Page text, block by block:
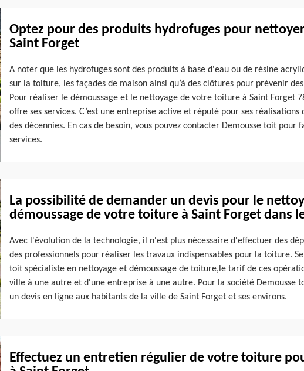
Optez pour des produits hydrofuges pour
Saint Forget
A noter que les hydrofuges sont des produits à base d'eau ou de résine
sur la toiture, les façades de maison ainsi qu’à des clôtures pour prévenir
Pour réaliser le démoussage et le nettoyage de votre toiture à Saint Forget
offre ses services. C’est une entreprise active et réputé pour ses réalisations
des décennies. En cas de besoin, vous pouvez contacter Demousse toit pour
services.
La possibilité de demander un devis pour le
démoussage de votre toiture à Saint Forget dans
Avec l'évolution de la technologie, il n'est plus nécessaire d'effectuer des
des professionnels pour réaliser les travaux indispensables pour la toiture.
toit spécialiste en nettoyage et démoussage de toiture,le tarif de ces
ville à une autre et d'une entreprise à une autre. Pour la société Demousse
un devis en ligne aux habitants de la ville de Saint Forget et ses environs.
Effectuez un entretien régulier de votre toiture